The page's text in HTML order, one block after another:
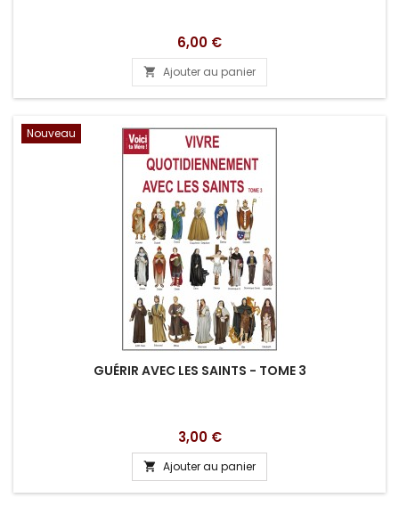
Prix
6,00 €
 Ajouter au panier
Nouveau
GUÉRIR AVEC LES SAINTS - TOME 3
Prix
3,00 €
 Ajouter au panier